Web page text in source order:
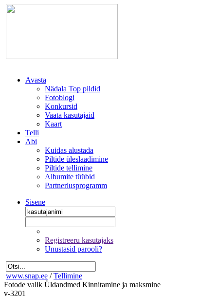
Avasta
Nädala Top pildid
Fotoblogi
Konkursid
Vaata kasutajaid
Kaart
Telli
Abi
Kuidas alustada
Piltide üleslaadimine
Piltide tellimine
Albumite tüübid
Partnerlusprogramm
Sisene
Registreeru kasutajaks
Unustasid parooli?
www.snap.ee / Tellimine
Fotode valik Üldandmed Kinnitamine ja maksmine
v-3201